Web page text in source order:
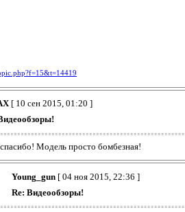
[ 10 сен 2015, 01:20 ]
Модель просто бомбезная!
Young_gun [ 04 ноя 2015, 22:36 ]
Re: Видеообзоры!